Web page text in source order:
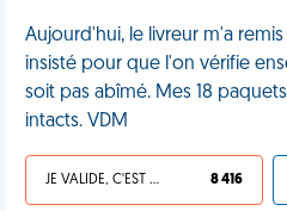
Aujourd'hui, le livreur m'a
insisté pour que l'on vérifie
soit pas abîmé. Mes 18
intacts. VDM
JE VALIDE, C'EST UNE VDM 8 416